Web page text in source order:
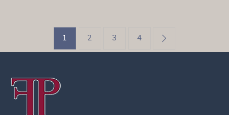
Paginación
entradas
1 2 3 4